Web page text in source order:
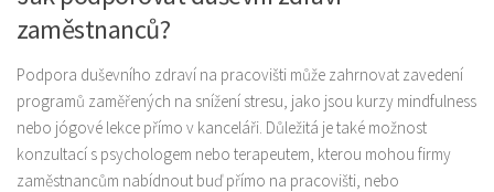
zaměstnanců?
Podpora duševního zdraví na pracovišti může zahrnovat zavedení
programů zaměřených na snížení stresu, jako jsou kurzy mindfulness
nebo jógové lekce přímo v kanceláři. Důležitá je také možnost
konzultací s psychologem nebo terapeutem, kterou mohou firmy
zaměstnancům nabídnout buď přímo na pracovišti, nebo